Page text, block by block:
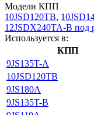
Модели КПП
10JSD120TB,
12JSDX240TA-B под
Используется в:
КПП
9JS135T-A
10JSD120TB
9JS180A
9JS135T-B